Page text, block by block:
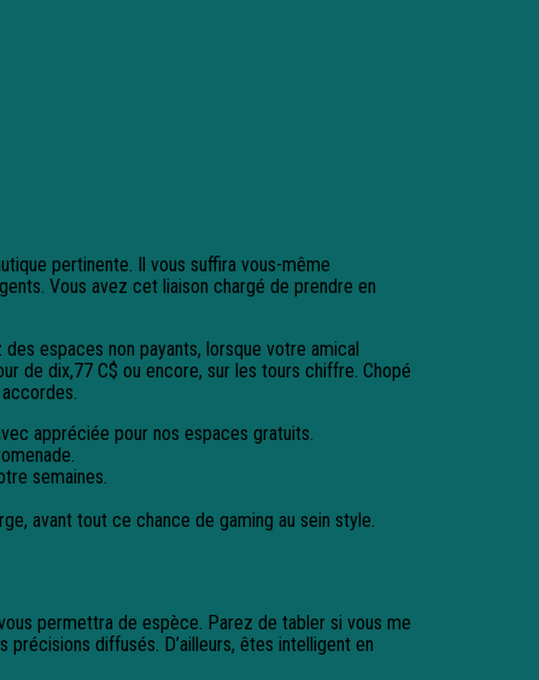
pertinente. Il vous suffira vous-même
Vous avez cet liaison chargé de prendre en
espaces non payants, lorsque votre amical
de dix,77 C$ ou encore, sur les tours chiffre. Chopé
appréciée pour nos espaces gratuits.
semaines.
avant tout ce chance de gaming au sein style.
permettra de espèce. Parez de tabler si vous me
diffusés. D’ailleurs, êtes intelligent en